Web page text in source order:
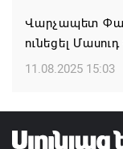
Ռուսաստանի
ուկրաինական
TRIP ծրագրով
Վարչապետ
ունեցել
11.08.2025 15:03